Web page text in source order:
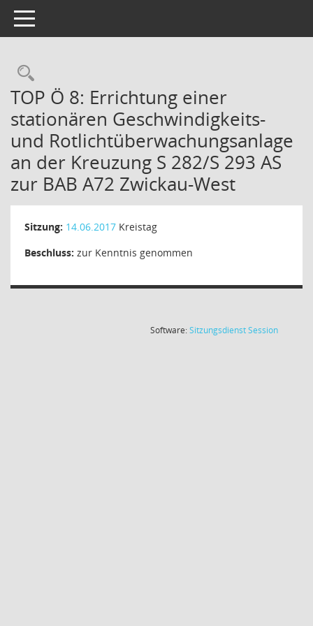
Toggle navigation
TOP Ö 8: Errichtung einer
stationären Geschwindigkeits-
und Rotlichtüberwachungsanlage
an der Kreuzung S 282/S 293 AS
zur BAB A72 Zwickau-West
Sitzung: 14.06.2017 Kreistag
Beschluss: zur Kenntnis genommen
Software:SitzungsdienstSession(Wird in